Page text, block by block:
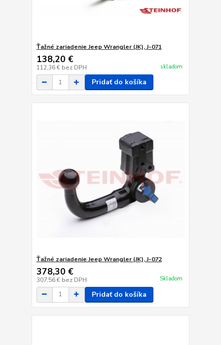
Ťažné zariadenie Jeep Wrangler (JK), J-071
138,20 €
112,36 € bez DPH skladom
Pridať do košíka
Ťažné zariadenie Jeep Wrangler (JK), J-072
378,30 €
307,56 € bez DPH Skladom
Pridať do košíka